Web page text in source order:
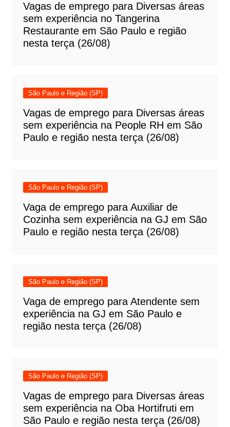
Vagas de emprego para Diversas áreas
sem experiência no Tangerina
Restaurante em São Paulo e região
nesta terça (26/08)
São Paulo e Região (SP)
Vagas de emprego para Diversas áreas
sem experiência na People RH em São
Paulo e região nesta terça (26/08)
São Paulo e Região (SP)
Vaga de emprego para Auxiliar de
Cozinha sem experiência na GJ em São
Paulo e região nesta terça (26/08)
São Paulo e Região (SP)
Vaga de emprego para Atendente sem
experiência na GJ em São Paulo e
região nesta terça (26/08)
São Paulo e Região (SP)
Vagas de emprego para Diversas áreas
sem experiência na Oba Hortifruti em
São Paulo e região nesta terça (26/08)